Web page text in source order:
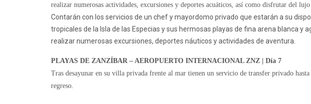
realizar numerosas actividades, excursiones y deportes acuáticos, así como disfrutar del
Contarán con los servicios de un chef y mayordomo privado que estarán a su
tropicales de la Isla de las Especias y sus hermosas playas de fina arena blanca y
realizar numerosas excursiones, deportes náuticos y actividades de aventura.
PLAYAS DE ZANZÍBAR – AEROPUERTO INTERNACIONAL ZNZ | Día 7
Tras desayunar en su villa privada frente al mar tienen un servicio de transfer privado
regreso.